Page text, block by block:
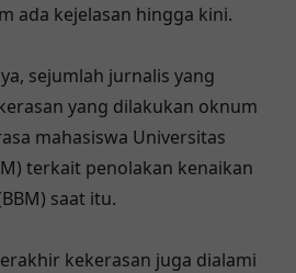
ada kejelasan hingga kini.
sejumlah jurnalis yang
yang dilakukan oknum
mahasiswa Universitas
terkait penolakan kenaikan
saat itu.
kekerasan juga dialami